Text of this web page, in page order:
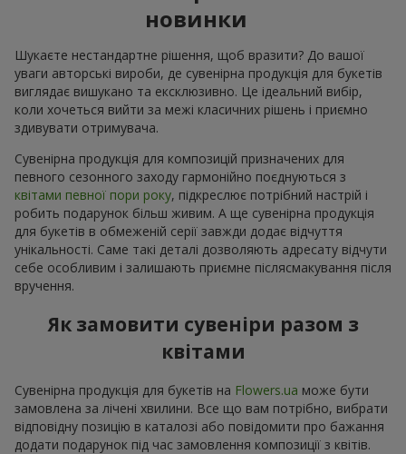
новинки
Шукаєте нестандартне рішення, щоб вразити? До вашої
уваги авторські вироби, де сувенірна продукція для букетів
виглядає вишукано та ексклюзивно. Це ідеальний вибір,
коли хочеться вийти за межі класичних рішень і приємно
здивувати отримувача.
Сувенірна продукція для композицій призначених для
певного сезонного заходу гармонійно поєднуються з
квітами певної пори року, підкреслює потрібний настрій і
робить подарунок більш живим. А ще сувенірна продукція
для букетів в обмеженій серії завжди додає відчуття
унікальності. Саме такі деталі дозволяють адресату відчути
себе особливим і залишають приємне післясмакування після
вручення.
Як замовити сувеніри разом з
квітами
Сувенірна продукція для букетів на Flowers.ua може бути
замовлена за лічені хвилини. Все що вам потрібно, вибрати
відповідну позицію в каталозі або повідомити про бажання
додати подарунок під час замовлення композиції з квітів.